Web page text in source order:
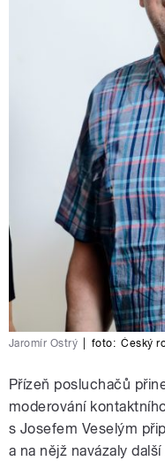
Jaromír Ostrý foto: Český
Přízeň posluchačů
moderování
s Josefem Veselým
a na nějž navázaly